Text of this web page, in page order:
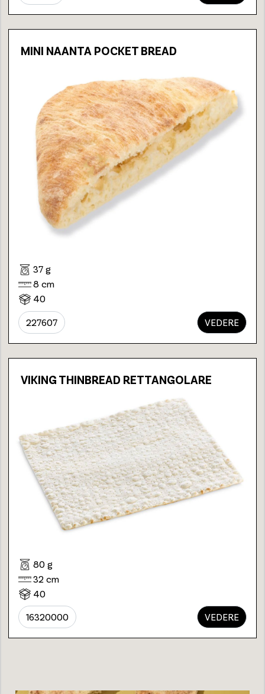
MINI NAANTA POCKET BREAD
37 g
8 cm
40
227607 VEDERE
VIKING THINBREAD RETTANGOLARE
80 g
32 cm
40
16320000 VEDERE